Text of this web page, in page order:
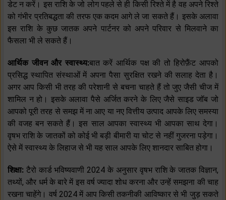
डेट न करें। इस राशि के जो लोग पहले से ही किसी रिश्ते में है वह अपने रिश्ते
को गंभीर प्रतिबद्धता की तरफ एक कदम आगे ले जा सकते हैं। इसके अलावा
इस राशि के कुछ जातक अपने पार्टनर को अपने परिवार से मिलवाने का
फैसला भी ले सकते हैं।
आर्थिक जीवन और स्वास्थ्य:बात करें आर्थिक पक्ष की तो हिरोफ़ैंट आपको
प्रसिद्ध स्थापित संस्थाओं में अपना पैसा सुरक्षित रखने की सलाह देता है।
अगर आप किसी भी तरह की परेशानी से बचना चाहते हैं तो जुए जैसी चीज में
शामिल न हो। इसके अलावा पैसे अर्जित करने के लिए जैसे साइड जॉब जो
आपको पूरी तरह से समझ में ना आए या नए वित्तीय उत्पाद आपके लिए समस्या
की वजह बन सकते हैं। इस साल आपका स्वास्थ्य भी आपका साथ देगा।
वृषभ राशि के जातकों को कोई भी बड़ी बीमारी या चोट से नहीं गुजरना पड़ेगा।
ऐसे में स्वास्थ्य के लिहाज से भी यह साल आपके लिए शानदार साबित होगा।
शिक्षा: टैरो कार्ड भविष्यवाणी 2024 के अनुसार वृषभ राशि के जातक विज्ञान,
तथ्यों, और धर्म के बारे में इस वर्ष ज्यादा शोध करना और उन्हें समझना की चाह
रखना चाहेंगे। वर्ष 2024 में आप किसी तकनीकी आविष्कार से भी जुड़ सकते